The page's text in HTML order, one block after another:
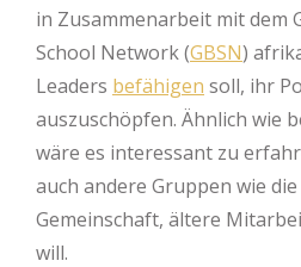
in Zusammenarbeit mit dem
School Network (GBSN)
Leaders befähigen soll, ihr
auszuschöpfen. Ähnlich wie
wäre es interessant zu
auch andere Gruppen wie
Gemeinschaft, ältere
will.